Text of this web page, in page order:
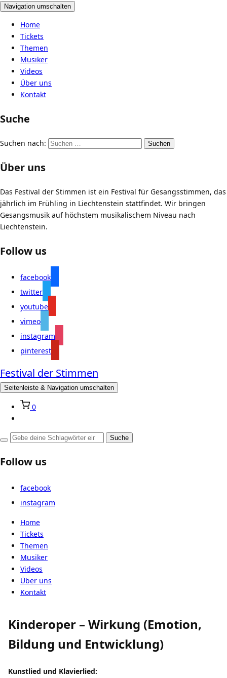
Navigation umschalten
Home
Tickets
Themen
Musiker
Videos
Über uns
Kontakt
Suche
Suchen nach:
Über uns
Das Festival der Stimmen ist ein Festival für Gesangsstimmen, das
jährlich im Frühling in Liechtenstein stattfindet. Wir bringen
Gesangsmusik auf höchstem musikalischem Niveau nach
Liechtenstein.
Follow us
facebook
twitter
youtube
vimeo
instagram
pinterest
Festival der Stimmen
Seitenleiste & Navigation umschalten
0
Follow us
facebook
instagram
Home
Tickets
Themen
Musiker
Videos
Über uns
Kontakt
Kinderoper – Wirkung (Emotion,
Bildung und Entwicklung)
Kunstlied und Klavierlied: